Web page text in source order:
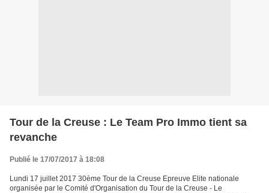
Tour de la Creuse : Le Team Pro Immo tient sa
revanche
Publié le 17/07/2017 à 18:08
Lundi 17 juillet 2017 30ème Tour de la Creuse Epreuve Elite nationale
organisée par le Comité d'Organisation du Tour de la Creuse - Le